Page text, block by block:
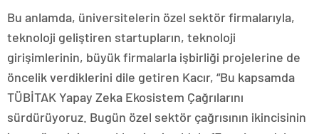
Bu anlamda, üniversitelerin özel sektör firmalarıyla,
teknoloji geliştiren startupların, teknoloji
girişimlerinin, büyük firmalarla işbirliği projelerine de
öncelik verdiklerini dile getiren Kacır, “Bu kapsamda
TÜBİTAK Yapay Zeka Ekosistem Çağrılarını
sürdürüyoruz. Bugün özel sektör çağrısının ikincisinin